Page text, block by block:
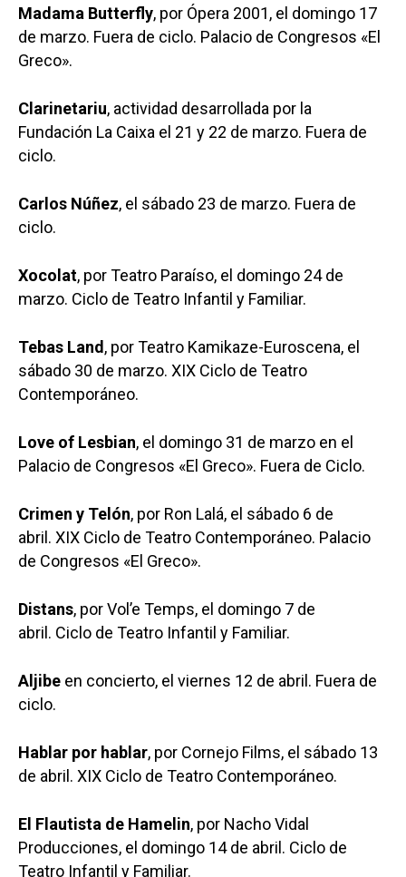
Madama Butterfly, por Ópera 2001, el domingo 17
de marzo. Fuera de ciclo. Palacio de Congresos «El
Greco».
Clarinetariu, actividad desarrollada por la
Fundación La Caixa el 21 y 22 de marzo. Fuera de
ciclo.
Carlos Núñez, el sábado 23 de marzo. Fuera de
ciclo.
Xocolat, por Teatro Paraíso, el domingo 24 de
marzo. Ciclo de Teatro Infantil y Familiar.
Tebas Land, por Teatro Kamikaze-Euroscena, el
sábado 30 de marzo. XIX Ciclo de Teatro
Contemporáneo.
Love of Lesbian, el domingo 31 de marzo en el
Palacio de Congresos «El Greco». Fuera de Ciclo.
Crimen y Telón, por Ron Lalá, el sábado 6 de
abril. XIX Ciclo de Teatro Contemporáneo. Palacio
de Congresos «El Greco».
Distans, por Vol’e Temps, el domingo 7 de
abril. Ciclo de Teatro Infantil y Familiar.
Aljibe en concierto, el viernes 12 de abril. Fuera de
ciclo.
Hablar por hablar, por Cornejo Films, el sábado 13
de abril. XIX Ciclo de Teatro Contemporáneo.
El Flautista de Hamelin, por Nacho Vidal
Producciones, el domingo 14 de abril. Ciclo de
Teatro Infantil y Familiar.